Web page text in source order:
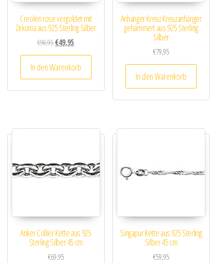
Creolen rose vergoldet mit
Zirkonia aus 925 Sterling Silber
€98,95Ursprünglicher Preis war: €98,95
€49,95
In den Warenkorb
Anhänger Kreuz Kreuzanhänger
gehämmert aus 925 Sterling
Silber
€79,95
In den Warenkorb
Anker Collier Kette aus 925
Sterling Silber 45 cm
€69,95
Singapur Kette aus 925 Sterling
Silber 45 cm
€59,95